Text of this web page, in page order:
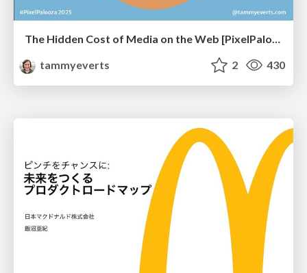
The Hidden Cost of Media on the Web [PixelPalooza 2025]
tammyeverts
2 430